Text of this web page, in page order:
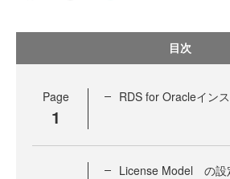
目次
Page
1
RDS for Oracleイン
License Model の設